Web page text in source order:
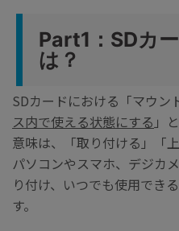
Part1：SDカ
は？
SDカードにおける「マウン
ス内で使える状態にする 」
意味は、「取り付ける」「
パソコンやスマホ、デジカ
り付け、いつでも使用でき
す。